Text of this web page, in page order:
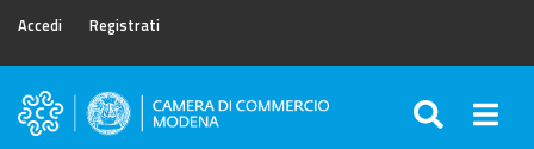
Accedi Registrati
Camera